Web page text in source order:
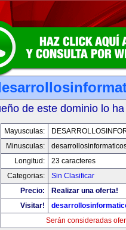
de este dominio lo
Mayusculas:
Minusculas:
Longitud:
23 caracteres
Categorias:
Sin Clasificar
Precio:
Realizar una oferta!
Visitar!
Serán consideradas